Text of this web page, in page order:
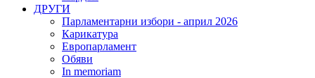
ДРУГИ
Парламентарни избори - април 2026
Карикатура
Европарламент
Обяви
In memoriam